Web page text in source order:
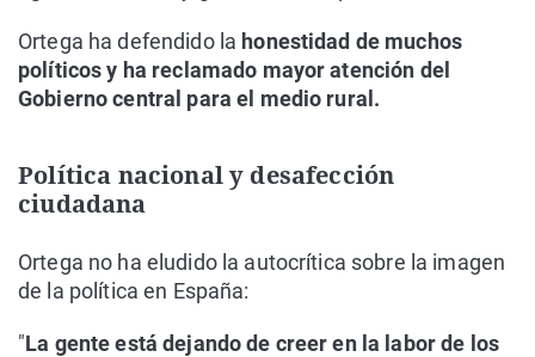
Ortega ha defendido la honestidad de muchos
políticos y ha reclamado mayor atención del
Gobierno central para el medio rural.
Política nacional y desafección
ciudadana
Ortega no ha eludido la autocrítica sobre la imagen
de la política en España:
"La gente está dejando de creer en la labor de los